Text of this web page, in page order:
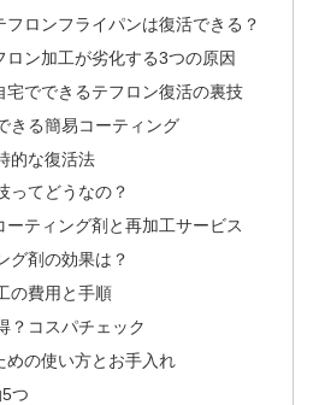
フロンフライパンは復活できる？
ロン加工が劣化する3つの原因
宅でできるテフロン復活の裏技
きる簡易コーティング
的な復活法
ってどうなの？
ティング剤と再加工サービス
グ剤の効果は？
の費用と手順
？コスパチェック
めの使い方とお手入れ
つ